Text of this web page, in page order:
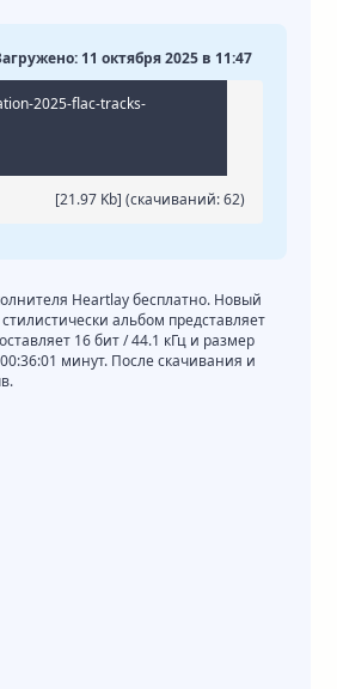
11 октября 2025 в 11:47
2025-flac-tracks-
[21.97 Kb] (cкачиваний: 62)
Heartlay бесплатно. Новый
альбом представляет
16 бит / 44.1 кГц и размер
минут. После скачивания и